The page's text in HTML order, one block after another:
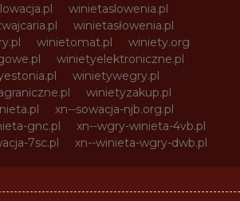
winietaslowenia.pl
winietasłowenia.pl
winietomat.pl
winiety.org
winietyelektroniczne.pl
winietywegry.pl
winietyzakup.pl
xn--sowacja-njb.org.pl
gnc.pl
xn--wgry-winieta-4vb.pl
7sc.pl
xn--winieta-wgry-dwb.pl